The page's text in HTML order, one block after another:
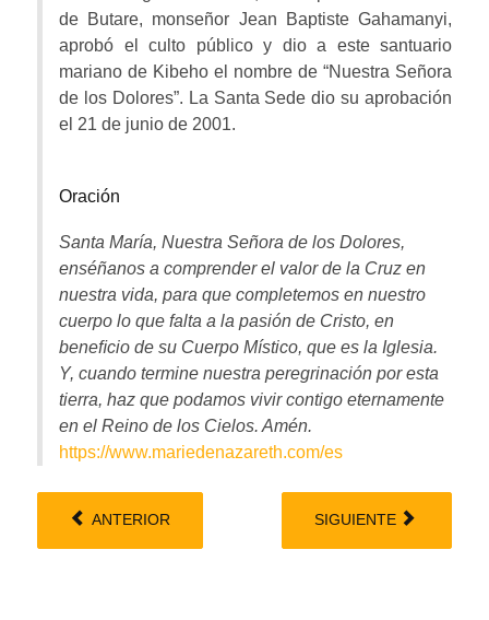
de Butare, monseñor Jean Baptiste Gahamanyi,
aprobó el culto público y dio a este santuario
mariano de Kibeho el nombre de “Nuestra Señora
de los Dolores”. La Santa Sede dio su aprobación
el 21 de junio de 2001.
Oración
Santa María, Nuestra Señora de los Dolores,
enséñanos a comprender el valor de la Cruz en
nuestra vida, para que completemos en nuestro
cuerpo lo que falta a la pasión de Cristo, en
beneﬁcio de su Cuerpo Místico, que es la Iglesia.
Y, cuando termine nuestra peregrinación por esta
tierra, haz que podamos vivir contigo eternamente
en el Reino de los Cielos. Amén.
https://www.mariedenazareth.com/es
ANTERIOR SIGUIENTE